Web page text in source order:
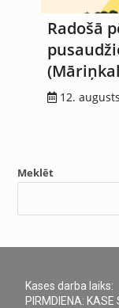
Radošā
12.
Meklēt
Kases darba laiks:
PIRMDIENA: KASE